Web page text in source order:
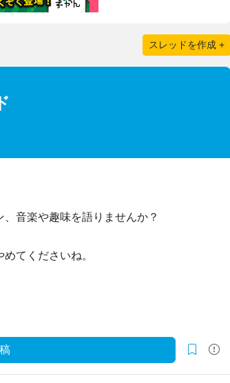
スレッドを作成 +
音楽や趣味を語りませんか？
てくださいね。